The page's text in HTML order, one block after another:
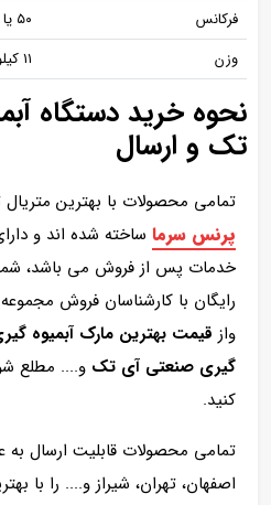
فرکانس
۵۰ یا ۶۰ مگا هرتز
وزن
۱۱ کیلوگرم
نحوه خرید دستگاه
تک و ارسال
تمامی محصولات با بهترین متریال
پرنس سرما
خدمات پس از فروش می باشد،
رایگان با کارشناسان فروش
واز قیمت بهترین مارک آبمیوه
گیری صنعتی آی تک و.... مطلع
کنید.
تمامی محصولات قابلیت ارسال به
اصفهان، تهران، شیراز و.... را با